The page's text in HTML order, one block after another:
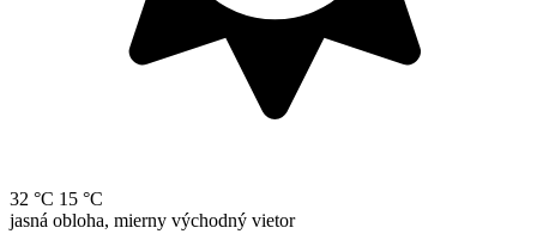
32 °C 15 °C
jasná obloha, mierny východný vietor